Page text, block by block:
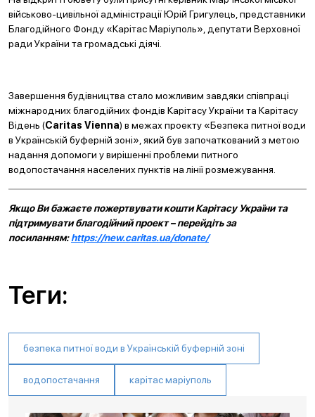
військово-цивільної адміністрації Юрій Григулець, представники
Благодійного Фонду «Карітас Маріуполь», депутати Верховної
ради України та громадські діячі.
Завершення будівництва стало можливим завдяки співпраці
міжнародних благодійних фондів Карітасу України та Карітасу
Відень (Caritas Vienna) в межах проекту «Безпека питної води
в Українській буферній зоні», який був започаткований з метою
надання допомоги у вирішенні проблеми питного
водопостачання населених пунктів на лінії розмежування.
Якщо Ви бажаєте пожертвувати кошти Карітасу України та
підтримувати благодійний проект – перейдіть за
посиланням:https://new.caritas.ua/donate/
Теги:
безпека питної води в Українській буферній зоні
водопостачання карітас маріуполь